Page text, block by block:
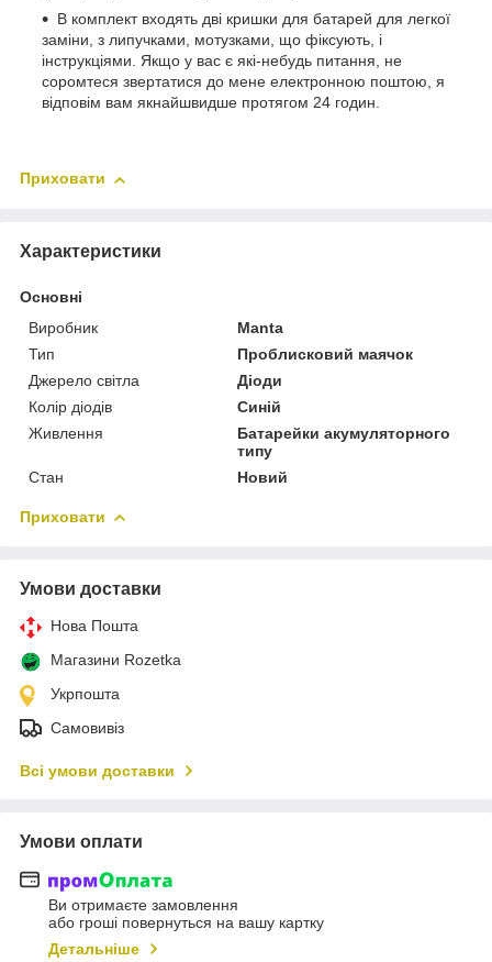
В комплект входять дві кришки для батарей для легкої
заміни, з липучками, мотузками, що фіксують, і
інструкціями. Якщо у вас є які-небудь питання, не
соромтеся звертатися до мене електронною поштою, я
відповім вам якнайшвидше протягом 24 годин.
Приховати
Характеристики
Основні
Виробник
Manta
Тип
Проблисковий маячок
Джерело світла
Діоди
Колір діодів
Синій
Живлення
Батарейки акумуляторного
типу
Стан
Новий
Приховати
Умови доставки
Нова Пошта
Магазини Rozetka
Укрпошта
Самовивіз
Всі умови доставки
Умови оплати
Ви отримаєте замовлення
або гроші повернуться на вашу картку
Детальніше